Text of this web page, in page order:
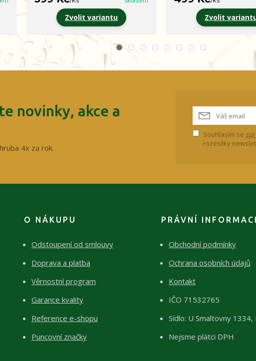
Zvolit variantu Zvolit
novinky, akce a
4x za rok.
Souhlasím se
rozesílky
O NÁKUPU
Odstoupení od smlouvy
Doprava a platba
Věrnostní program
Garance kvality
Reference e-shopu
Puncovní značky
PRÁVNÍ
Obchodní podmínky
Ochrana osobních údajů
Kontakt
IČO 71532765
Sídlo: U Smaltovny 1334,
Nejsme plátci DPH